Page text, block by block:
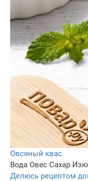
Овсяный квас
Вода Овес Сахар
Делюсь рецептом